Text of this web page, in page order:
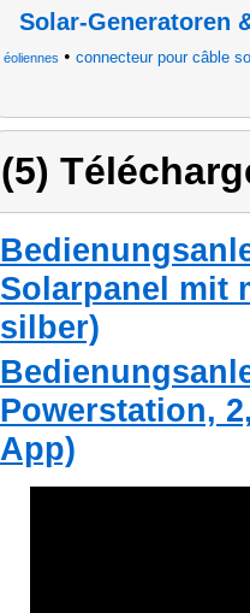
Solar-Generatoren
éoliennes • connecteur pour câble
(5)
Solarpanel mit
silber)
Powerstation,
App)